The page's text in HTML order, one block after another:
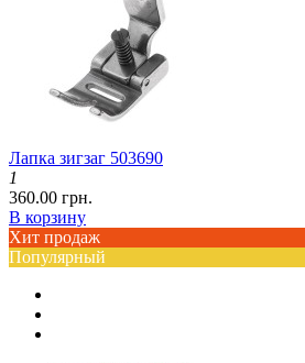
Лапка зигзаг 503690
1
360.00 грн.
В корзину
Хит продаж
Популярный